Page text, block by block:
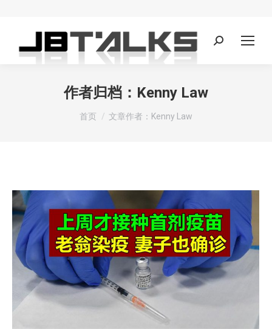
Search:
作者归档： Kenny Law
您在这里：
首页 文章作者：Kenny Law